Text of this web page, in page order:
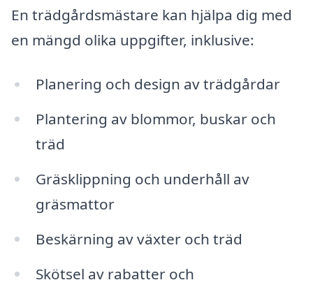
En trädgårdsmästare kan hjälpa dig med
en mängd olika uppgifter, inklusive:
Planering och design av trädgårdar
Plantering av blommor, buskar och
träd
Gräsklippning och underhåll av
gräsmattor
Beskärning av växter och träd
Skötsel av rabatter och